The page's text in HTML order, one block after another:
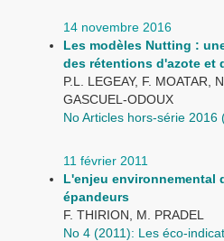
14 novembre 2016
Les modèles Nutting :
des rétentions d'azote et
P.L. LEGEAY, F. MOATAR,
GASCUEL-ODOUX
No Articles hors-série 2016
11 février 2011
L'enjeu environnemental
épandeurs
F. THIRION, M. PRADEL
No 4 (2011): Les éco-